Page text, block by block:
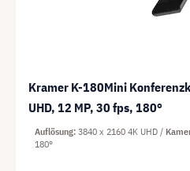
Kramer K-180Mini
UHD, 12 MP, 30 fps, 180°
Auflösung 3840 x 2160 4K UHD
180°